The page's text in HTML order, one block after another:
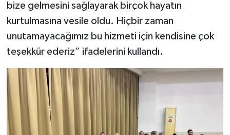
bize gelmesini sağlayarak birçok hayatın
kurtulmasına vesile oldu. Hiçbir zaman
unutamayacağımız bu hizmeti için kendisine çok
teşekkür ederiz” ifadelerini kullandı.